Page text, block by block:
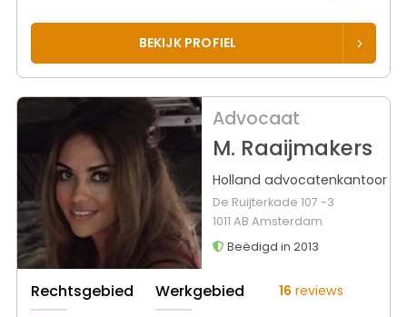
BEKIJK PROFIEL
Advocaat
M. Raaijmakers
Holland advocatenkantoor
De Ruijterkade 107 -3
1011 AB Amsterdam
Beëdigd in 2013
Rechtsgebied Werkgebied 16 reviews